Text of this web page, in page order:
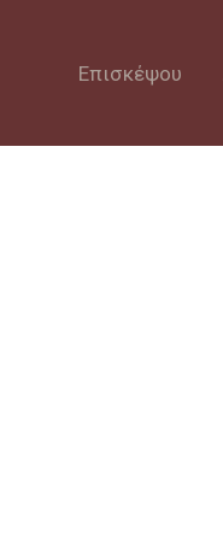
Επισκέψου